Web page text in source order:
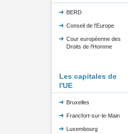
BERD
Conseil de l'Europe
Cour européenne des
Droits de l'Homme
Les capitales de
l'UE
Bruxelles
Francfort-sur-le-Main
Luxembourg